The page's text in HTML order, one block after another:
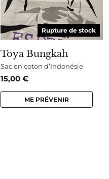
Rupture de stock
Toya Bungkah
Sac en coton d’Indonésie
15,00 €
ME PRÉVENIR